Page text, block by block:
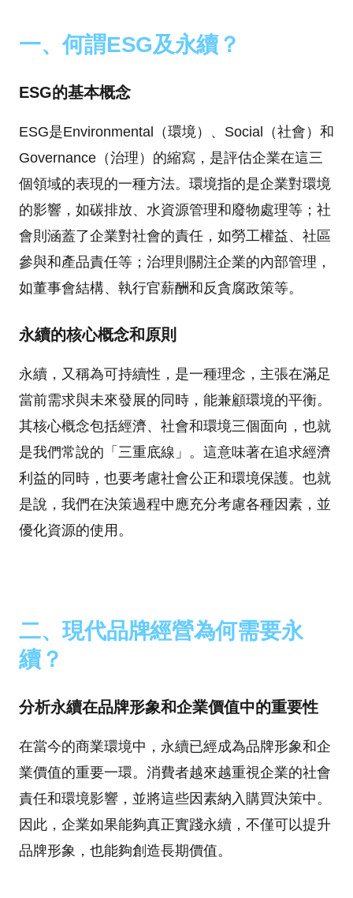
一、何謂ESG及永續？
ESG的基本概念
ESG是Environmental（環境）、Social（社會）和
Governance（治理）的縮寫，是評估企業在這三
個領域的表現的一種方法。環境指的是企業對環境
的影響，如碳排放、水資源管理和廢物處理等；社
會則涵蓋了企業對社會的責任，如勞工權益、社區
參與和產品責任等；治理則關注企業的內部管理，
如董事會結構、執行官薪酬和反貪腐政策等。
永續的核心概念和原則
永續，又稱為可持續性，是一種理念，主張在滿足
當前需求與未來發展的同時，能兼顧環境的平衡。
其核心概念包括經濟、社會和環境三個面向，也就
是我們常說的「三重底線」。這意味著在追求經濟
利益的同時，也要考慮社會公正和環境保護。也就
是說，我們在決策過程中應充分考慮各種因素，並
優化資源的使用。
二、現代品牌經營為何需要永
續？
分析永續在品牌形象和企業價值中的重要性
在當今的商業環境中，永續已經成為品牌形象和企
業價值的重要一環。消費者越來越重視企業的社會
責任和環境影響，並將這些因素納入購買決策中。
因此，企業如果能夠真正實踐永續，不僅可以提升
品牌形象，也能夠創造長期價值。